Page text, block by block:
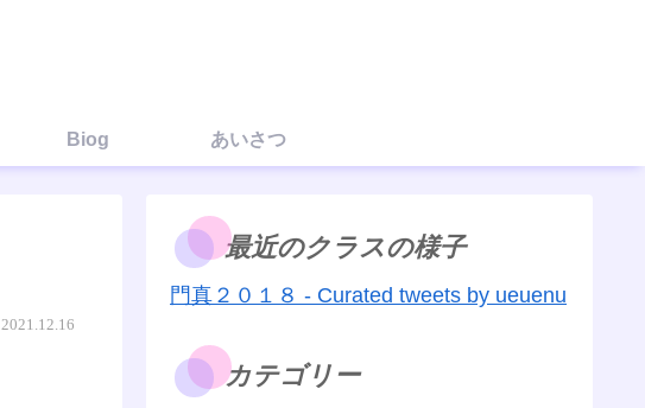
Biog あいさつ
2021.12.16
最近のクラスの様子
門真２０１８ - Curated tweets by ueuenu
カテゴリー